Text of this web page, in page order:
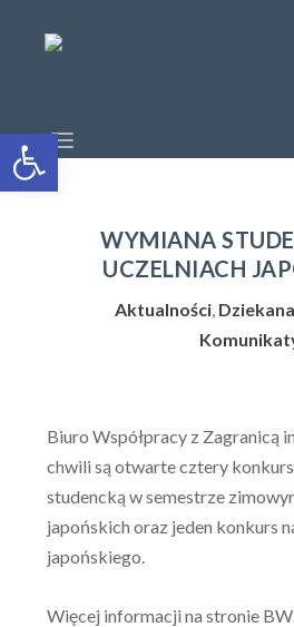
Open toolbar
WYMIANA
UCZELNIACH
Aktualności,
Biuro Współpracy z Zagranicą
chwili są otwartecztery
studencką w semestrze
japońskich oraz jeden konkurs
japońskiego.
Więcej informacji na stronie